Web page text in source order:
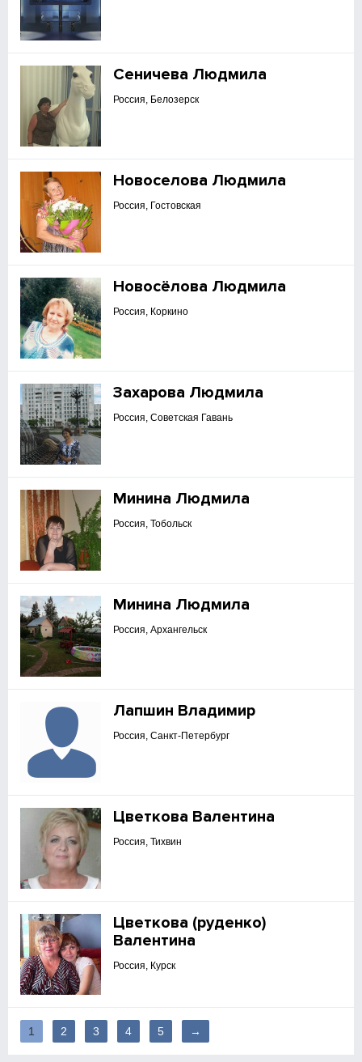
Сеничева Людмила
Россия, Белозерск
Новоселова Людмила
Россия, Гостовская
Новосёлова Людмила
Россия, Коркино
Захарова Людмила
Россия, Советская Гавань
Минина Людмила
Россия, Тобольск
Минина Людмила
Россия, Архангельск
Лапшин Владимир
Россия, Санкт-Петербург
Цветкова Валентина
Россия, Тихвин
Цветкова (руденко)
Валентина
Россия, Курск
1 2 3 4 5 →